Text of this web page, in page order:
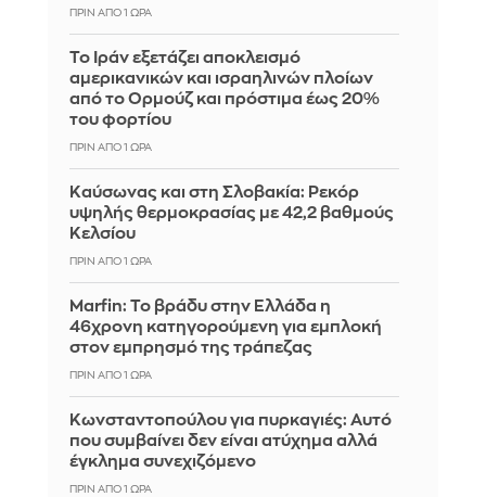
ΠΡΙΝ ΑΠΌ 1 ΏΡΑ
Το Ιράν εξετάζει αποκλεισμό
αμερικανικών και ισραηλινών πλοίων
από το Ορμούζ και πρόστιμα έως 20%
του φορτίου
ΠΡΙΝ ΑΠΌ 1 ΏΡΑ
Καύσωνας και στη Σλοβακία: Ρεκόρ
υψηλής θερμοκρασίας με 42,2 βαθμούς
Κελσίου
ΠΡΙΝ ΑΠΌ 1 ΏΡΑ
Marfin: Το βράδυ στην Ελλάδα η
46χρονη κατηγορούμενη για εμπλοκή
στον εμπρησμό της τράπεζας
ΠΡΙΝ ΑΠΌ 1 ΏΡΑ
Κωνσταντοπούλου για πυρκαγιές: Αυτό
που συμβαίνει δεν είναι ατύχημα αλλά
έγκλημα συνεχιζόμενο
ΠΡΙΝ ΑΠΌ 1 ΏΡΑ